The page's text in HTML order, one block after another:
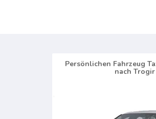
Persönlichen Fahrzeug
nach